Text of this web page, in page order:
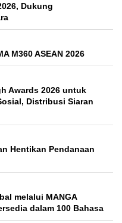
Dukung
M360 ASEAN 2026
Awards 2026 untuk
Distribusi Siaran
Hentikan Pendanaan
melalui MANGA
dalam 100 Bahasa